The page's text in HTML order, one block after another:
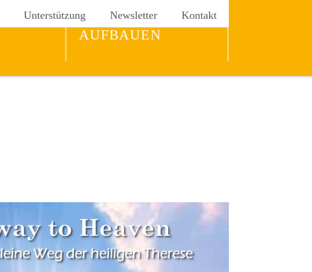
Unterstützung Newsletter Kontakt
REICH GOTTES
AUFBAUEN